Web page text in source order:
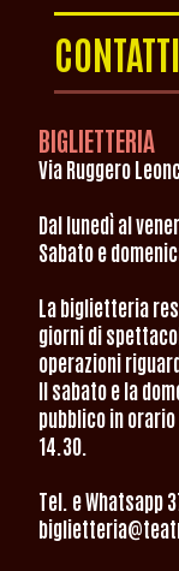
BIGLIETTERIA
Via Ruggero
Dal lunedì al
Sabato e
La biglietteria
giorni di
operazioni
Il sabato e la
pubblico in
14.30.
Tel. e Whatsapp